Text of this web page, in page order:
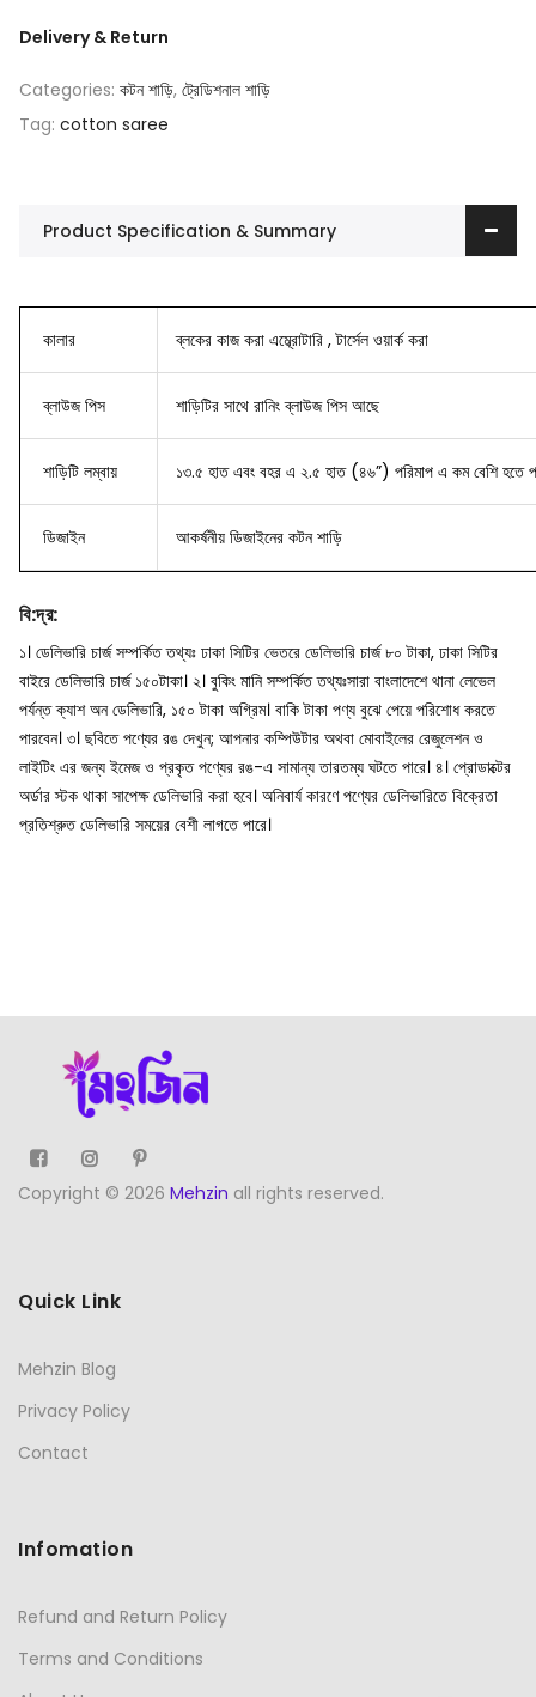
Delivery & Return
Categories: কটন শাড়ি, ট্রেডিশনাল শাড়ি
Tag: cotton saree
Product Specification & Summary
কালার ব্লকের কাজ করা এম্ব্রোটারি , টার্সেল ওয়ার্ক করা
ব্লাউজ পিস শাড়িটির সাথে রানিং ব্লাউজ পিস আছে
শাড়িটি লম্বায় ১৩.৫ হাত এবং বহর এ ২.৫ হাত (৪৬”) পরিমাপ এ কম বেশি হতে
ডিজাইন আকর্ষনীয় ডিজাইনের কটন শাড়ি
বি:দ্র:
১। ডেলিভারি চার্জ সম্পর্কিত তথ্যঃ ঢাকা সিটির ভেতরে ডেলিভারি চার্জ ৮০ টাকা, ঢাকা সিটির
বাইরে ডেলিভারি চার্জ ১৫০টাকা। ২। বুকিং মানি সম্পর্কিত তথ্যঃসারা বাংলাদেশে থানা লেভেল
পর্যন্ত ক্যাশ অন ডেলিভারি, ১৫০ টাকা অগ্রিম। বাকি টাকা পণ্য বুঝে পেয়ে পরিশোধ করতে
পারবেন। ৩। ছবিতে পণ্যের রঙ দেখুন; আপনার কম্পিউটার অথবা মোবাইলের রেজুলেশন ও
লাইটিং এর জন্য ইমেজ ও প্রকৃত পণ্যের রঙ-এ সামান্য তারতম্য ঘটতে পারে। ৪। প্রোডাক্টের
অর্ডার স্টক থাকা সাপেক্ষ ডেলিভারি করা হবে। অনিবার্য কারণে পণ্যের ডেলিভারিতে বিক্রেতা
প্রতিশ্রুত ডেলিভারি সময়ের বেশী লাগতে পারে।
Copyright © 2026 Mehzin all rights reserved.
Quick Link
Mehzin Blog
Privacy Policy
Contact
Infomation
Refund and Return Policy
Terms and Conditions